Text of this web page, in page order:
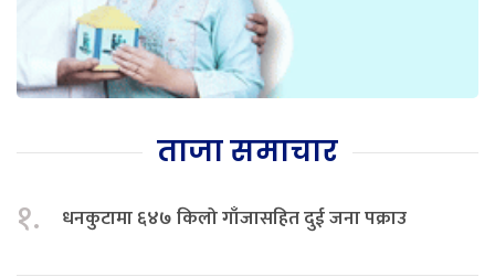
ताजा समाचार
१. धनकुटामा ६४७ किलो गाँजासहित दुई जना पक्राउ